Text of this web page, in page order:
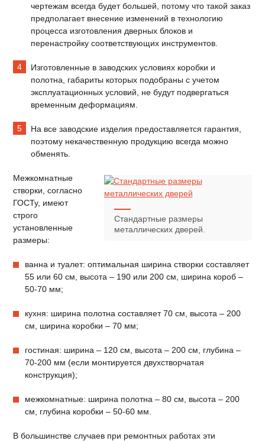
чертежам всегда будет большей, потому что такой заказ
предполагает внесение изменений в технологию
процесса изготовления дверных блоков и
перенастройку соответствующих инструментов.
Изготовленные в заводских условиях коробки и
полотна, габариты которых подобраны с учетом
эксплуатационных условий, не будут подвергаться
временным деформациям.
На все заводские изделия предоставляется гарантия,
поэтому некачественную продукцию всегда можно
обменять.
Стандартные размеры
металлических дверей.
Межкомнатные
створки, согласно
ГОСТу, имеют
строго
установленные
размеры:
ванна и туалет: оптимальная ширина створки составляет
55 или 60 см, высота – 190 или 200 см, ширина короб –
50-70 мм;
кухня: ширина полотна составляет 70 см, высота – 200
см, ширина коробки – 70 мм;
гостиная: ширина – 120 см, высота – 200 см, глубина –
70-200 мм (если монтируется двухстворчатая
конструкция);
межкомнатные: ширина полотна – 80 см, высота – 200
см, глубина коробки – 50-60 мм.
В большинстве случаев при ремонтных работах эти